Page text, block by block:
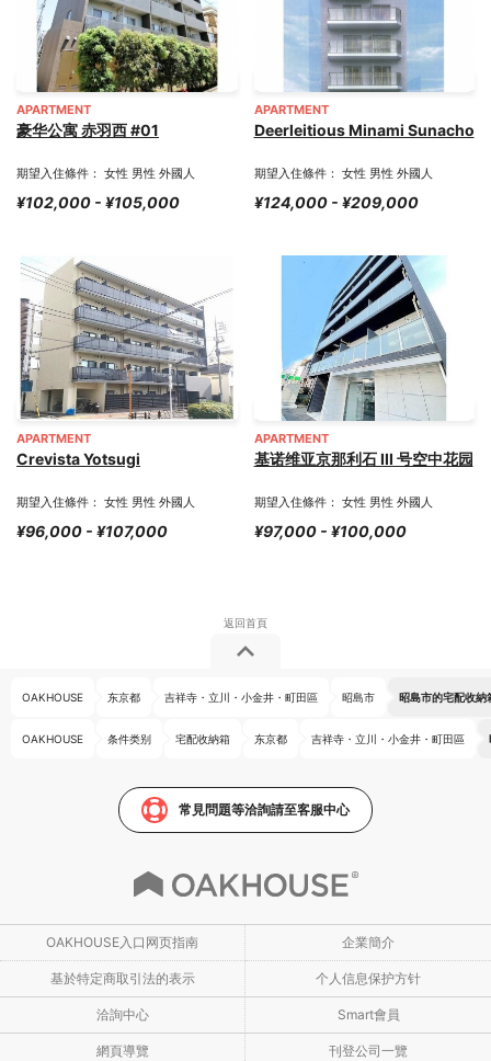
APARTMENT
豪华公寓 赤羽西 #01
期望入住條件： 女性 男性 外國人
¥102,000 - ¥105,000
APARTMENT
Deerleitious Minami Sunacho
期望入住條件： 女性 男性 外國人
¥124,000 - ¥209,000
APARTMENT
Crevista Yotsugi
期望入住條件： 女性 男性 外國人
¥96,000 - ¥107,000
APARTMENT
基诺维亚京那利石 III 号空中花园
期望入住條件： 女性 男性 外國人
¥97,000 - ¥100,000
OAKHOUSE 东京都 吉祥寺・立川・小金井・町田區 昭島市 昭島市的宅配收納
OAKHOUSE 条件类别 宅配收納箱 东京都 吉祥寺・立川・小金井・町田區
常見問題等洽詢請至客服中心
OAKHOUSE入口网页指南 企業簡介
基於特定商取引法的表示 个人信息保护方针
洽詢中心 Smart會員
網頁導覽 刊登公司一覽